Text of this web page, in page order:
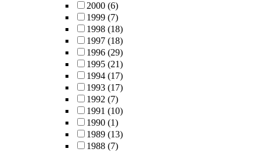
2000 (6)
1999 (7)
1998 (18)
1997 (18)
1996 (29)
1995 (21)
1994 (17)
1993 (17)
1992 (7)
1991 (10)
1990 (1)
1989 (13)
1988 (7)